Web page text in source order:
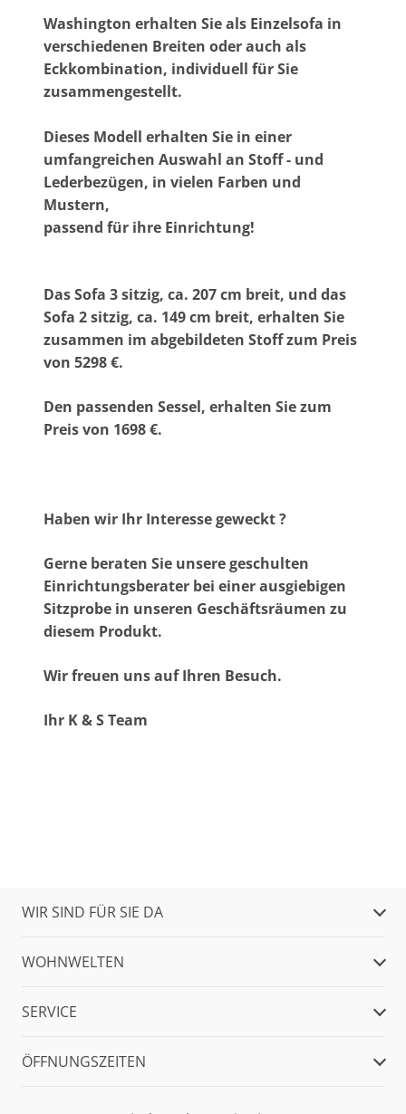
Washington erhalten Sie als Einzelsofa in
verschiedenen Breiten oder auch als
Eckkombination, individuell für Sie
zusammengestellt.
Dieses Modell erhalten Sie in einer
umfangreichen Auswahl an Stoff - und
Lederbezügen, in vielen Farben und
Mustern,
passend für ihre Einrichtung!
Das Sofa 3 sitzig, ca. 207 cm breit, und das
Sofa 2 sitzig, ca. 149 cm breit, erhalten Sie
zusammen im abgebildeten Stoff zum Preis
von 5298€.
Den passenden Sessel, erhalten Sie zum
Preis von 1698 €.
Haben wir Ihr Interesse geweckt ?
Gerne beraten Sie unsere geschulten
Einrichtungsberater bei einer ausgiebigen
Sitzprobe in unseren Geschäftsräumen zu
diesem Produkt.
Wir freuen uns auf Ihren Besuch.
Ihr K & S Team
WIR SIND FÜR SIE DA
WOHNWELTEN
SERVICE
ÖFFNUNGSZEITEN